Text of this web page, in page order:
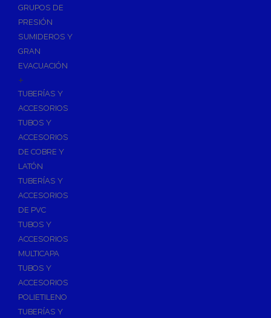
GRUPOS DE
PRESIÓN
SUMIDEROS Y
GRAN
EVACUACIÓN
+
TUBERÍAS Y
ACCESORIOS
TUBOS Y
ACCESORIOS
DE COBRE Y
LATÓN
TUBERÍAS Y
ACCESORIOS
DE PVC
TUBOS Y
ACCESORIOS
MULTICAPA
TUBOS Y
ACCESORIOS
POLIETILENO
TUBERÍAS Y